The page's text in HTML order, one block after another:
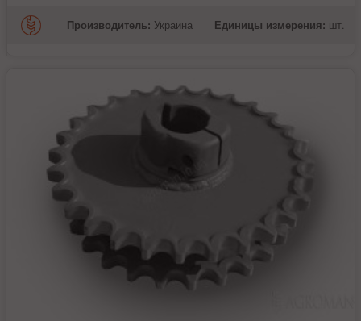
Производитель: Украина Единицы измерения: шт.